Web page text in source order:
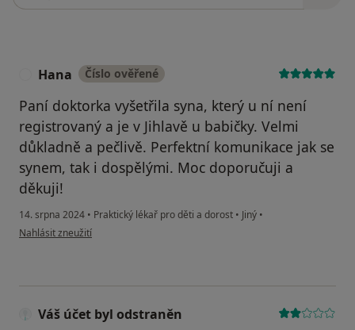
Hana Číslo ověřené
Paní doktorka vyšetřila syna, který u ní není
registrovaný a je v Jihlavě u babičky. Velmi
důkladně a pečlivě. Perfektní komunikace jak se
synem, tak i dospělými. Moc doporučuji a
děkuji!
14. srpna 2024 • Praktický lékař pro děti a dorost • Jiný •
podle názoru uživatele Hana
Nahlásit zneužití
Váš účet byl odstraněn